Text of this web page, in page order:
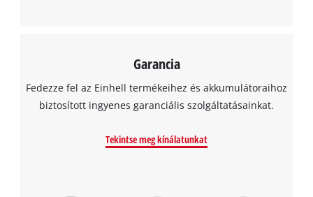
Garancia
Fedezze fel az Einhell termékeihez és akkumulátoraihoz
biztosított ingyenes garanciális szolgáltatásainkat.
Tekintse meg kínálatunkat